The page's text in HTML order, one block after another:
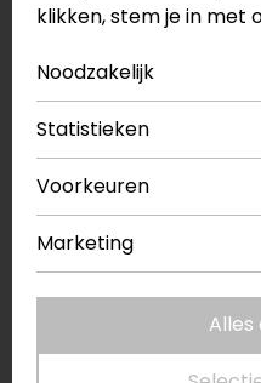
REV'IT!
Seesmart RV36 Knie
Protector
31,99
klikken, stem je in met
Noodzakelijk
Statistieken
Voorkeuren
Marketing
Alles